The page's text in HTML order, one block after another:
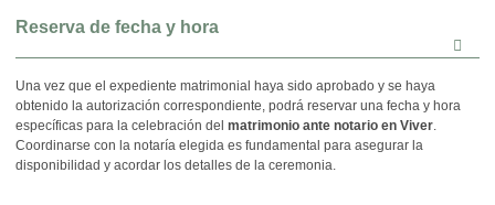
Reserva de fecha y hora
Una vez que el expediente matrimonial haya sido aprobado y se haya
obtenido la autorización correspondiente, podrá reservar una fecha y hora
específicas para la celebración del matrimonio ante notario en Viver
Coordinarse con la notaría elegida es fundamental para asegurar la
disponibilidad y acordar los detalles de la ceremonia.